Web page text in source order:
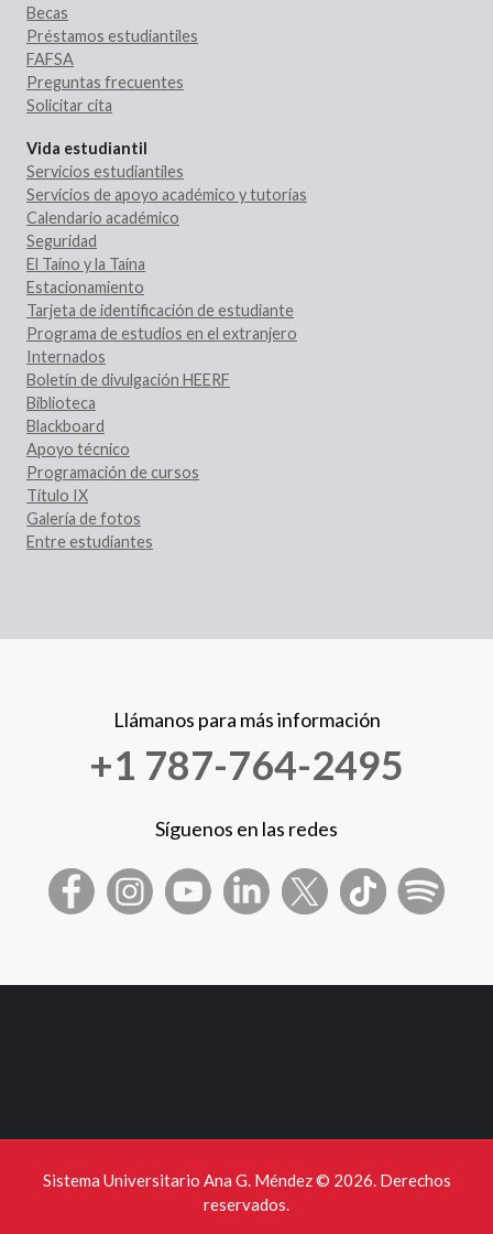
Becas
Préstamos estudiantiles
FAFSA
Preguntas frecuentes
Solicitar cita
Vida estudiantil
Servicios estudiantiles
Servicios de apoyo académico y tutorías
Calendario académico
Seguridad
El Taíno y la Taína
Estacionamiento
Tarjeta de identificación de estudiante
Programa de estudios en el extranjero
Internados
Boletín de divulgación HEERF
Biblioteca
Blackboard
Apoyo técnico
Programación de cursos
Título IX
Galería de fotos
Entre estudiantes
Llámanos para más información
+1 787-764-2495
Síguenos en las redes
Sistema Universitario Ana G. Méndez © 2026. Derechos
reservados.